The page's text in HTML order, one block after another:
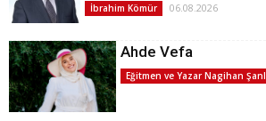
İbrahim Kömür 06.08.2026
Ahde Vefa
Eğitmen ve Yazar Nagihan